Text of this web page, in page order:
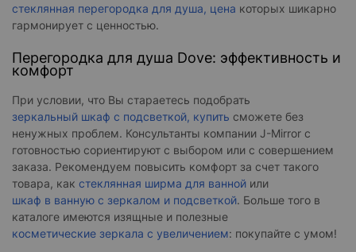
стеклянная перегородка для душа, цена которых шикарно
гармонирует с ценностью.
Перегородка для душа Dove: эффективность и
комфорт
При условии, что Вы стараетесь подобрать
зеркальный шкаф с подсветкой, купить сможете без
ненужных проблем. Консультанты компании J-Mirror с
готовностью сориентируют с выбором или с совершением
заказа. Рекомендуем повысить комфорт за счет такого
товара, как стеклянная ширма для ванной или
шкаф в ванную с зеркалом и подсветкой. Больше того в
каталоге имеются изящные и полезные
косметические зеркала с увеличением: покупайте с умом!